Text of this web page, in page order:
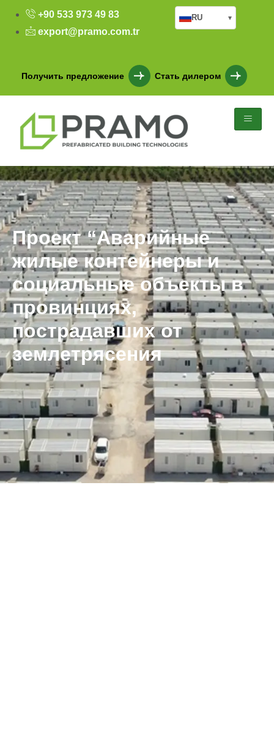
+90 533 973 49 83
export@pramo.com.tr
Получить предложение Стать дилером
RU ▾
Проект “Аварийные
жилые контейнеры и
социальные объекты в
провинциях,
пострадавших от
землетрясения